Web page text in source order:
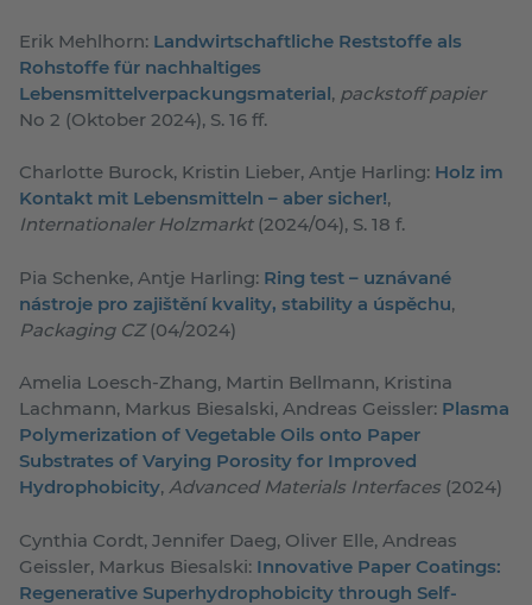
Erik Mehlhorn: Landwirtschaftliche Reststoffe als
Rohstoffe für nachhaltiges
Lebensmittelverpackungsmaterial, packstoff papier
No 2 (Oktober 2024), S. 16 ff.
Charlotte Burock, Kristin Lieber, Antje Harling: Holz im
Kontakt mit Lebensmitteln – aber sicher!,
Internationaler Holzmarkt(2024/04), S. 18 f.
Pia Schenke, Antje Harling: Ring test – uznávané
nástroje pro zajištění kvality, stability a úspěchu,
Packaging CZ(04/2024)
Amelia Loesch-Zhang, Martin Bellmann, Kristina
Lachmann, Markus Biesalski, Andreas Geissler: Plasma
Polymerization of Vegetable Oils onto Paper
Substrates of Varying Porosity for Improved
Hydrophobicity, Advanced Materials Interfaces (2024)
Cynthia Cordt, Jennifer Daeg, Oliver Elle, Andreas
Geissler, Markus Biesalski: Innovative Paper Coatings:
Regenerative Superhydrophobicity through Self-